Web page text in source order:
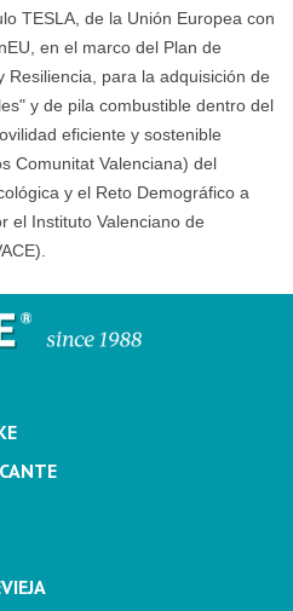
TESLA, de la Unión Europea con
en el marco del Plan de
Resiliencia, para la adquisición de
y de pila combustible dentro del
eficiente y sostenible
Comunitat Valenciana) del
y el Reto Demográfico a
el Instituto Valenciano de